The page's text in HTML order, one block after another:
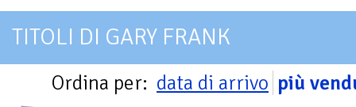
TITOLI DI GARY FRANK
Ordina per: data di arrivo più